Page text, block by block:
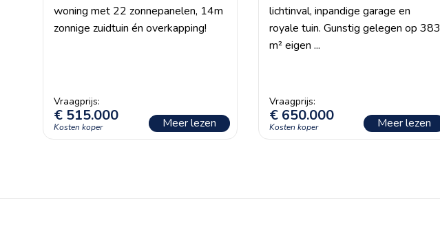
€ 515.000 Meer lezen
woning met 22 zonnepanelen, 14m
zonnige zuidtuin én overkapping!
€650.000 Meer lezen
lichtinval, inpandige garage en
royale tuin. Gunstig gelegen op 383
m² eigen ...